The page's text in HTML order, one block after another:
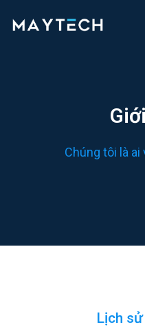
Chúng tôi là
Lịch